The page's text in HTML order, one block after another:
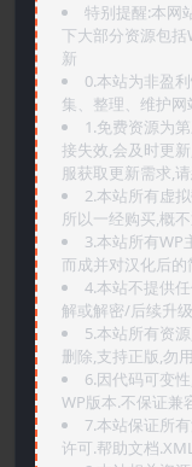
特别提醒:本网
下大部分资源包
新
0.本站为非盈
集、整理、维护
1.免费资源为
接失效,会及时更
服获取更新需求,
2.本站所有虚
所以一经购买,概
3.本站所有WP
而成并对汉化后
4.本站不提供
解或解密/后续升
5.本站所有资
删除,支持正版,勿
6.因代码可变
WP版本.不保证兼
7.本站保证所
许可.帮助文档